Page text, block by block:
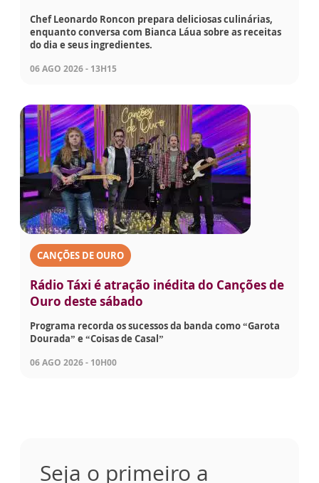
Chef Leonardo Roncon prepara deliciosas culinárias,
enquanto conversa com Bianca Láua sobre as receitas
do dia e seus ingredientes.
06 AGO 2026 - 13H15
CANÇÕES DE OURO
Rádio Táxi é atração inédita do Canções de
Ouro deste sábado
Programa recorda os sucessos da banda como “Garota
Dourada” e “Coisas de Casal”
06 AGO 2026 - 10H00
Seja o primeiro a